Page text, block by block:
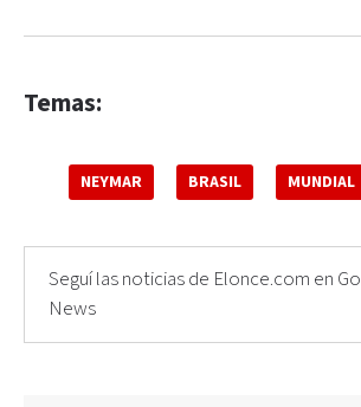
Temas:
NEYMAR BRASIL MUNDIAL
Seguí las noticias de Elonce.com en
News